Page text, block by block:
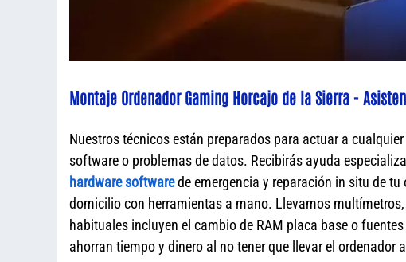
Montaje Ordenador Gaming Horcajo de la Sierra -
Nuestros técnicos están preparados para actuar a
software o problemas de datos. Recibirás ayuda
hardware softwarede emergencia y reparación in situ de tu
domicilio con herramientas a mano. Llevamos
habituales incluyen el cambio de RAM placa base o
ahorran tiempo y dinero al no tener que llevar el ordenador